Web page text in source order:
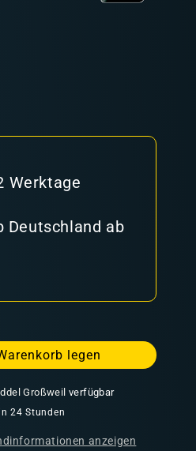
Werktage
Deutschland ab
legen
Großweil verfügbar
24 Stunden
anzeigen